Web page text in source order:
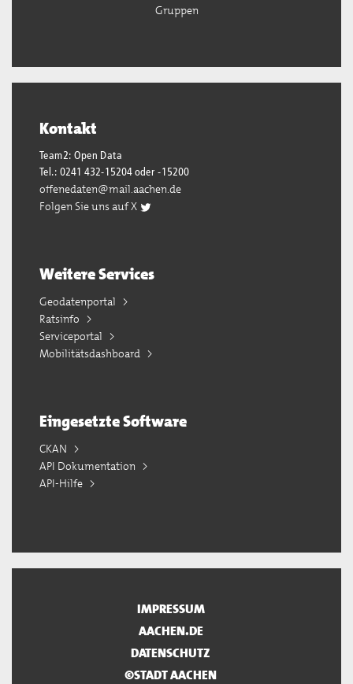
Gruppen
Kontakt
Team2: Open Data
Tel.: 0241 432-15204 oder -15200
offenedaten@mail.aachen.de
Folgen Sie uns auf X
Weitere Services
Geodatenportal
Ratsinfo
Serviceportal
Mobilitätsdashboard
Eingesetzte Software
CKAN
API Dokumentation
API-Hilfe
IMPRESSUM
AACHEN.DE
DATENSCHUTZ
©STADT AACHEN